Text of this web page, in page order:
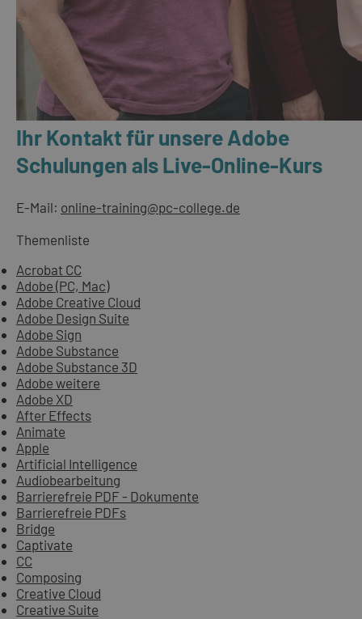
Ihr Kontakt für unsere Adobe
Schulungen als Live-Online-Kurs
E-Mail: online-training@pc-college.de
Themenliste
Acrobat CC
Adobe (PC, Mac)
Adobe Creative Cloud
Adobe Design Suite
Adobe Sign
Adobe Substance
Adobe Substance 3D
Adobe weitere
Adobe XD
After Effects
Animate
Apple
Artificial Intelligence
Audiobearbeitung
Barrierefreie PDF - Dokumente
Barrierefreie PDFs
Bridge
Captivate
CC
Composing
Creative Cloud
Creative Suite